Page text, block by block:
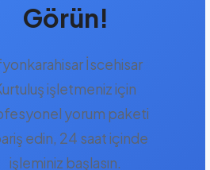
Görün!
İscehisar
işletmeniz için
yorum paketi
edin, 24 saat içinde
işleminiz başlasın.